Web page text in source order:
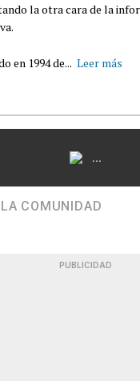
la otra cara de la
en 1994 de... Leer más
...
COMUNIDAD
PUBLICIDAD